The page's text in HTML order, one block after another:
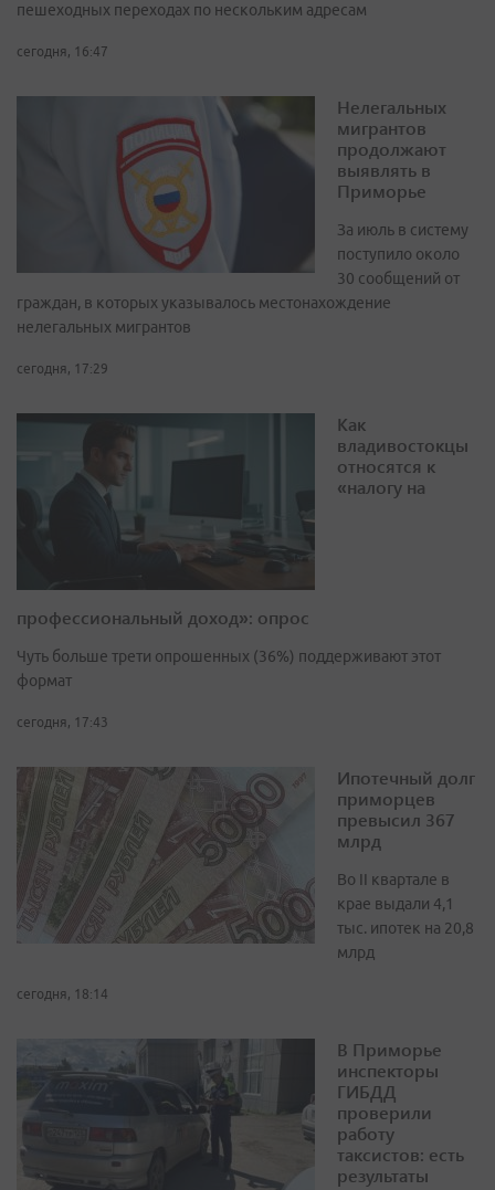
пешеходных переходах по нескольким адресам
сегодня, 16:47
Нелегальных
мигрантов
продолжают
выявлять в
Приморье
За июль в систему
поступило около
30 сообщений от
граждан, в которых указывалось местонахождение
нелегальных мигрантов
сегодня, 17:29
Как
владивостокцы
относятся к
«налогу на
профессиональный доход»: опрос
Чуть больше трети опрошенных (36%) поддерживают этот
формат
сегодня, 17:43
Ипотечный долг
приморцев
превысил 367
млрд
Во II квартале в
крае выдали 4,1
тыс. ипотек на 20,8
млрд
сегодня, 18:14
В Приморье
инспекторы
ГИБДД
проверили
работу
таксистов: есть
результаты